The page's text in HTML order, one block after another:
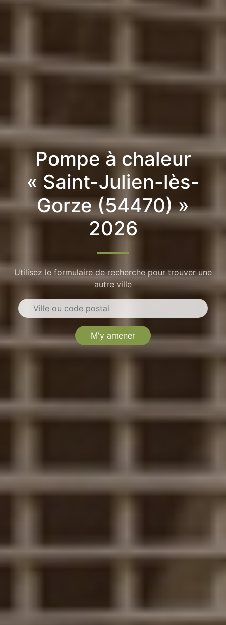
Pompe à chaleur
« Saint-Julien-lès-
Gorze (54470) »
2026
Utilisez le formulaire de recherche pour trouver une
autre ville
M'y amener